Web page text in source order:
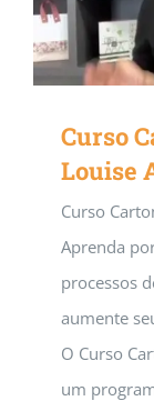
Curso
Louise
Curso
Aprenda
processos
aumente
O Curso
um